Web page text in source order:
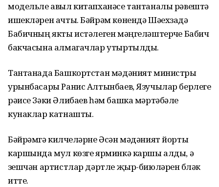
модельле авыл китапханәсе тантаналы рәвештә
ишекләрен ачты. Бәйрәм көнендә Шәехзадә
Бабичның якты истәлеген мәңгеләштерүче Бабич
бакчасына алмагачлар утыртылды.
Тантанада Башкортстан мәдәният министры
урынбасары Ранис Алтынбаев, Язучылар берлеге
рәисе Зәки Әлибаев һәм башка мәртәбәле
кунаклар катнашты.
Бәйрәмгә килүчеләрне Әсән мәдәният йорты
каршында мул көзге ярминкә каршы алды, ә
үзешчән артистлар дәртле җыр-биюләрен бүләк
итте.